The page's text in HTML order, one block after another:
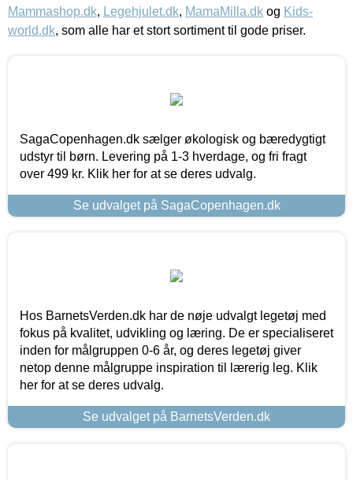
Mammashop.dk, Legehjulet.dk, MamaMilla.dk og Kids-
world.dk, som alle har et stort sortiment til gode priser.
SagaCopenhagen.dk sælger økologisk og bæredygtigt
udstyr til børn. Levering på 1-3 hverdage, og fri fragt
over 499 kr. Klik her for at se deres udvalg.
Se udvalget på SagaCopenhagen.dk
Hos BarnetsVerden.dk har de nøje udvalgt legetøj med
fokus på kvalitet, udvikling og læring. De er specialiseret
inden for målgruppen 0-6 år, og deres legetøj giver
netop denne målgruppe inspiration til lærerig leg. Klik
her for at se deres udvalg.
Se udvalget på BarnetsVerden.dk